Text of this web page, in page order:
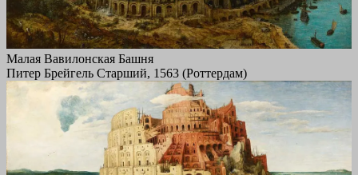
Малая Вавилонская Башня
Питер Брейгель Старший, 1563 (Роттердам)